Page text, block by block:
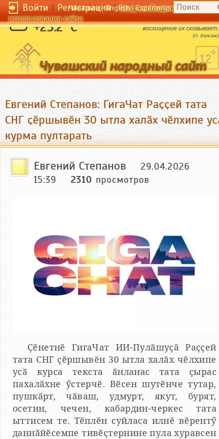
Войти|Регистрация|Вход необходим для
использования сайта
Чӑвашла English Esperanto
+25.2 °C
Зависть развязывает языки, тогда как
восхищение их сковывает.
(О. Бальзак)
Евгений Степанов: ГигаЧат Раҫҫей тата
СНГ ҫӗршывӗн 30 ытла халӑх чӗлхипе
курма пултарать
Евгений Степанов
29.04.2026
15:39
2310 просмотров
Ҫӗнетнӗ ГигаЧат ИИ-Пулӑшуҫӑ Раҫҫей
тата СНГ ҫӗршывӗн 30 ытла халӑх чӗлхипе
усӑ курса текста ӑнланас тата ҫырас
пахалӑхне ӳстерчӗ. Вӗсен шутӗнче тутар,
пушкӑрт, чӑваш, удмурт, якут, бурят,
осетин, чечен, кабардин-черкес тата
ыттисем те. Тӗплӗн суйласа илнӗ вӗрентӳ
даннӑйӗсемпе тивӗҫтернине пула хуравсен